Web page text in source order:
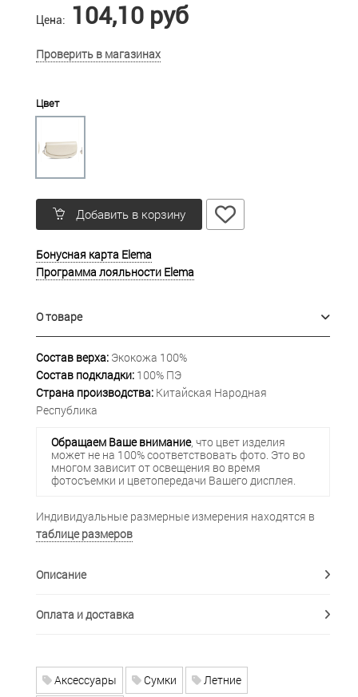
Цена: 104,10 руб
Проверить в магазинах
Цвет
Добавить в корзину
Бонусная карта Elema
Программа лояльности Elema
О товаре
Состав верха: Экокожа 100%
Состав подкладки: 100% ПЭ
Страна производства: Китайская Народная
Республика
Обращаем Ваше внимание, что цвет изделия
может не на 100% соответствовать фото. Это во
многом зависит от освещения во время
фотосъемки и цветопередачи Вашего дисплея.
Индивидуальные размерные измерения находятся в
таблице размеров
Описание
Оплата и доставка
Аксессуары Сумки Летние